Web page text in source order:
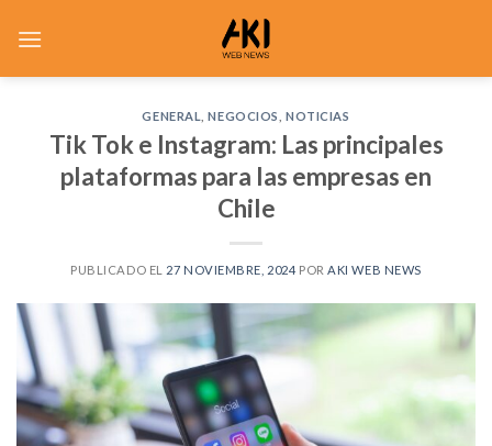
GENERAL ,NEGOCIOS ,NOTICIAS
Tik Tok e Instagram: Las principales
plataformas para las empresas en
Chile
PUBLICADO EL 27 NOVIEMBRE, 2024 POR AKI WEB NEWS